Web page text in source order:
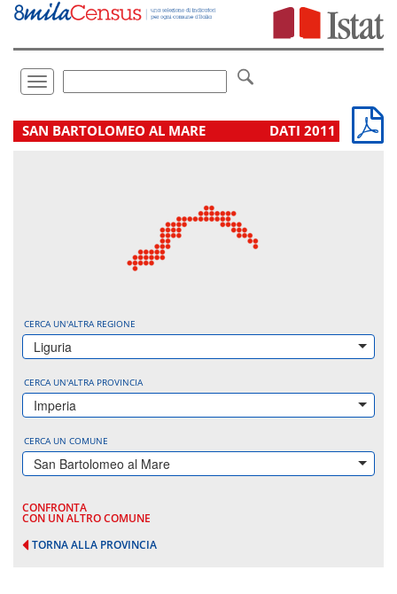
Vai
direttamente
Toggle
navigation
.
SAN BARTOLOMEO AL MARE DATI 2011
CERCA UN'ALTRA REGIONE
Liguria
CERCA UN'ALTRA PROVINCIA
Imperia
CERCA UN COMUNE
San Bartolomeo al Mare
CONFRONTA
CON UN ALTRO COMUNE
TORNA ALLA PROVINCIA